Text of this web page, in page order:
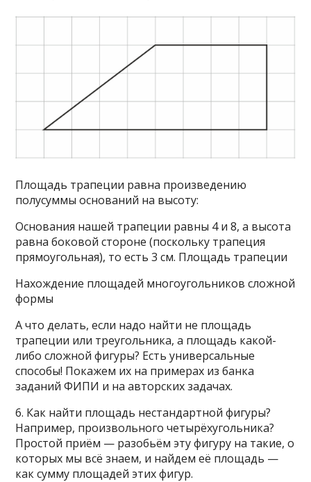
Площадь трапеции равна произведению
полусуммы оснований на высоту:
Основания нашей трапеции равны 4 и 8, а высота
равна боковой стороне (поскольку трапеция
прямоугольная), то есть 3 см. Площадь трапеции
Нахождение площадей многоугольников сложной
формы
А что делать, если надо найти не площадь
трапеции или треугольника, а площадь какой-
либо сложной фигуры? Есть универсальные
способы! Покажем их на примерах из банка
заданий ФИПИ и на авторских задачах.
6. Как найти площадь нестандартной фигуры?
Например, произвольного четырёхугольника?
Простой приём — разобьём эту фигуру на такие, о
которых мы всё знаем, и найдем её площадь —
как сумму площадей этих фигур.